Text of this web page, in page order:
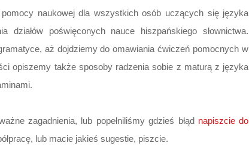
naukowej dla wszystkich osób uczących się języka
działów poświęconych nauce hiszpańskiego słownictwa.
aż dojdziemy do omawiania ćwiczeń pomocnych w
opiszemy także sposoby radzenia sobie z maturą z języka
zagadnienia, lub popełniliśmy gdzieś błąd napiszcie do
lub macie jakieś sugestie, piszcie.